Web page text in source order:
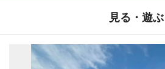
見る・遊ぶ